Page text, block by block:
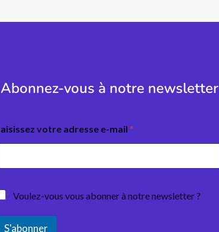
Abonnez-vous à notre newsletter
votre adresse e-mail *
Voulez-vous vous abonner à notre newsletter ?
S'abonner